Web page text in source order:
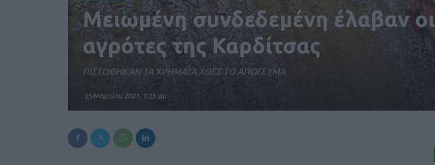
Μειωμένη συνδεδεμένη έλαβαν οι
αγρότες της Καρδίτσας
ΠΙΣΤΩΘΗΚΑΝ ΤΑ ΧΡΗΜΑΤΑ ΧΘΕΣ ΤΟ ΑΠΟΓΕΥΜΑ
25 Μαρτίου 2021, 1:23 μμ